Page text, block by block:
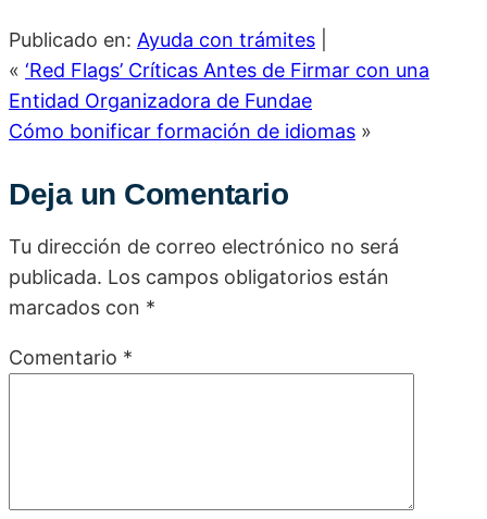
Publicado en: Ayuda con trámites
« ‘Red Flags’ Críticas Antes de Firmar con una
Entidad Organizadora de Fundae
Cómo bonificar formación de idiomas »
Deja un Comentario
Tu dirección de correo electrónico no será
publicada. Los campos obligatorios están
marcados con *
Comentario *